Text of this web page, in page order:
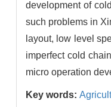
development of
such problems in
layout, low level
imperfect cold
micro operation
Key words: